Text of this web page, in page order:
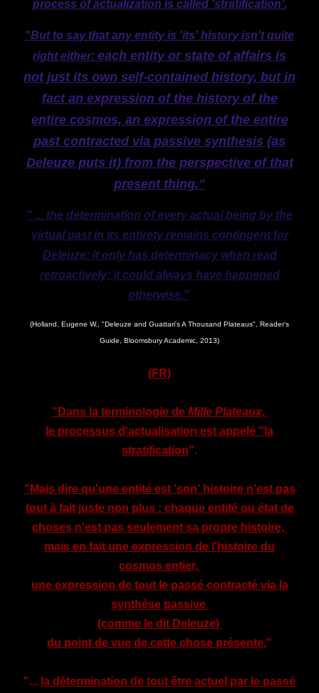
process of actualization is called 'stratification'.
"But to say that any entity is 'its' history isn't quite
right either: each entity or state of affairs is
not just its own self-contained history, but in
fact an expression of the history of the
entire cosmos, an expression of the entire
past contracted via passive synthesis (as
Deleuze puts it) from the perspective of that
present thing."
" ... the determination of every actual being by the
virtual past in its entirety remains contingent for
Deleuze: it only has determinacy when read
retroactively; it could always have happened
otherwise."
(Holland, Eugene W., "Deleuze and Guattari's A Thousand Plateaus", Reader's
Guide, Bloomsbury Academic, 2013)
(FR)
"Dans la terminologie de Mille Plateaux,
le processus d'actualisation est appelé "la
stratification".
"Mais dire qu'une entité est 'son' histoire n'est pas
tout à fait juste non plus : chaque entité ou état de
choses n'est pas seulement sa propre histoire,
mais en fait une expression de l'histoire du
cosmos entier,
une expression de tout le passé contracté via la
synthèse passive
(comme le dit Deleuze)
du point de vue de cette chose présente."
"... la détermination de tout être actuel par le passé